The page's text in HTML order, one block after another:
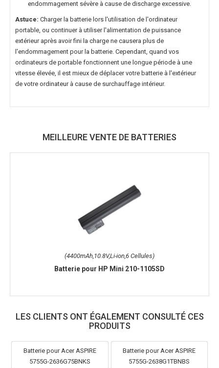
endommagement sévère à cause de discharge excessive.
Astuce: Charger la batterie lors l'utilisation de l'ordinateur
portable, ou continuer à utiliser l'alimentation de puissance
extérieur après avoir fini la charge ne causera plus de
l'endommagement pour la batterie. Cependant, quand vos
ordinateurs de portable fonctionnent une longue période à une
vitesse élevée, il est mieux de déplacer votre batterie à l'extérieur
de votre ordinateur à cause de surchauffage intérieur.
MEILLEURE VENTE DE BATTERIES
(4400mAh,10.8V,Li-ion,6 Cellules)
Batterie pour HP Mini 210-1105SD
LES CLIENTS ONT ÉGALEMENT CONSULTÉ CES
PRODUITS
Batterie pour Acer ASPIRE
5755G-2636G75BNKS
Batterie pour Acer ASPIRE
5755G-2638G1TBNBS